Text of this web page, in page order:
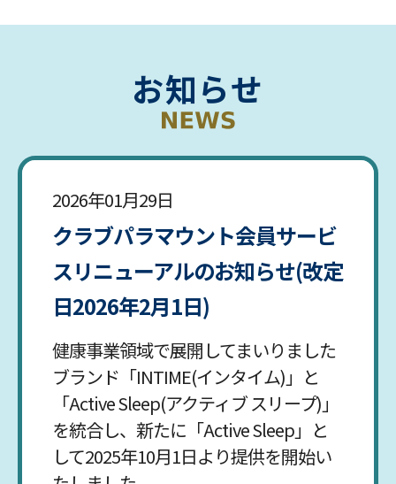
お知らせ
2026年01月29日
クラブパラマウント会員サービ
スリニューアルのお知らせ(改定
日2026年2月1日)
健康事業領域で展開してまいりました
ブランド「INTIME(インタイム)」と
「Active Sleep(アクティブ スリープ)」
を統合し、新たに「Active Sleep」と
して2025年10月1日より提供を開始い